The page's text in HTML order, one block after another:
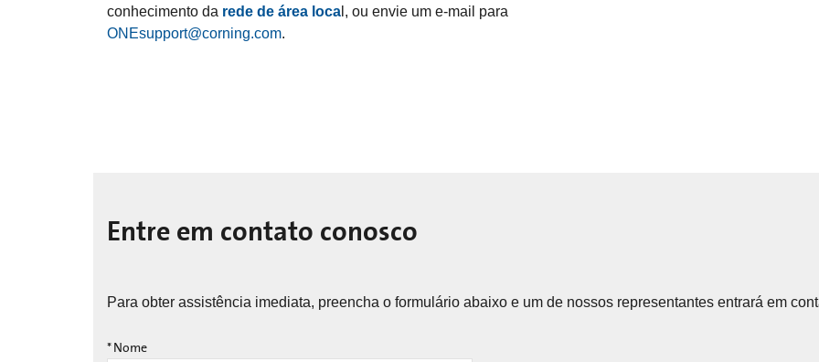
conhecimento da rede de área loca l, ou envie um e-mail para
ONEsupport@corning.com.
Entre em contato conosco
Para obter assistência imediata, preencha o formulário abaixo e um de nossos representantes entrará em
*Nome